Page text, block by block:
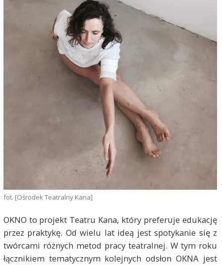
fot. [Ośrodek Teatralny Kana]
OKNO to projekt Teatru Kana, który preferuje edukację
przez praktykę. Od wielu lat ideą jest spotykanie się z
twórcami różnych metod pracy teatralnej. W tym roku
łącznikiem tematycznym kolejnych odsłon OKNA jest